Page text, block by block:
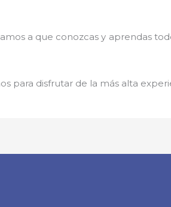
a que conozcas y aprendas
para disfrutar de la más alta